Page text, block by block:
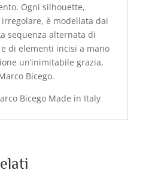
Ogni silhouette,
è modellata dai
sequenza alternata di
di elementi incisi a mano
un’inimitabile grazia,
Bicego.
Bicego Made in Italy